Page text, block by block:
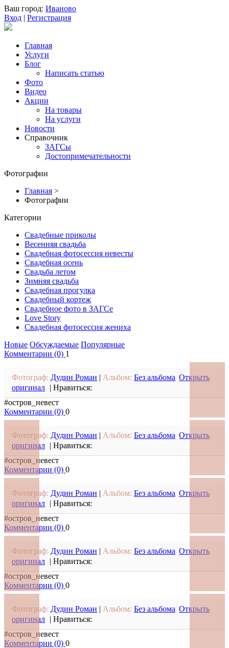
Ваш город: Иваново
Вход | Регистрация
Главная
Услуги
Блог
Написать статью
Фото
Видео
Акции
На товары
На услуги
Новости
Справочник
ЗАГСы
Достопримечательности
Фотографии
Главная >
Фотографии
Категории
Свадебные приколы
Весенняя свадьба
Свадебная фотосессия невесты
Свадебная осень
Свадьба летом
Зимняя свадьба
Свадебная прогулка
Свадебный кортеж
Свадебное фото в ЗАГСе
Love Story
Свадебная фотосессия жениха
Новые Обсуждаемые Популярные
Комментарии (0) 1
Фотограф: Дудин Роман | Альбом: Без альбома Открыть
оригинал | Нравиться:
#остров_невест
Комментарии (0) 0
Фотограф: Дудин Роман | Альбом: Без альбома Открыть
оригинал | Нравиться:
#остров_невест
Комментарии (0) 0
Фотограф: Дудин Роман | Альбом: Без альбома Открыть
оригинал | Нравиться:
#остров_невест
Комментарии (0) 0
Фотограф: Дудин Роман | Альбом: Без альбома Открыть
оригинал | Нравиться:
#остров_невест
Комментарии (0) 0
Фотограф: Дудин Роман | Альбом: Без альбома Открыть
оригинал | Нравиться:
#остров_невест
Комментарии (0) 0